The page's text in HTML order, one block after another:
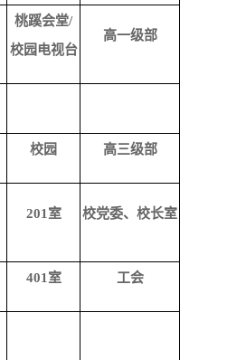
桃蹊会堂/
校园电视台
高一级部
校园 高三级部
201室 校党委、校长室
401室 工会